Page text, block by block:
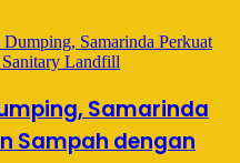
Samarinda
Sampah dengan